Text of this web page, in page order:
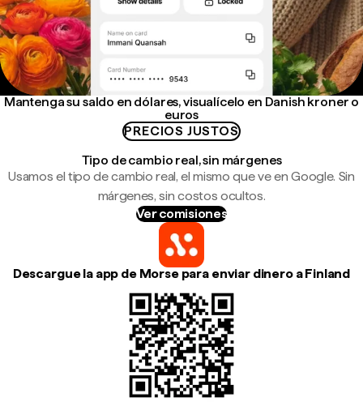
Mantenga su saldo en dólares, visualícelo en Danish kroner o
euros
PRECIOS JUSTOS
Tipo de cambio real, sin márgenes
Usamos el tipo de cambio real, el mismo que ve en Google. Sin
márgenes, sin costos ocultos.
Ver comisiones
Descargue la app de Morse para enviar dinero a Finland